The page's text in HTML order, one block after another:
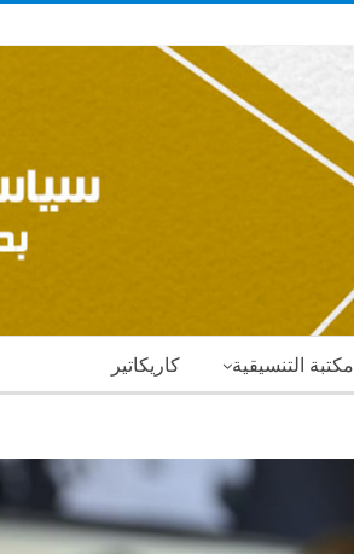
كاريكاتير مكتبة التنسيقية